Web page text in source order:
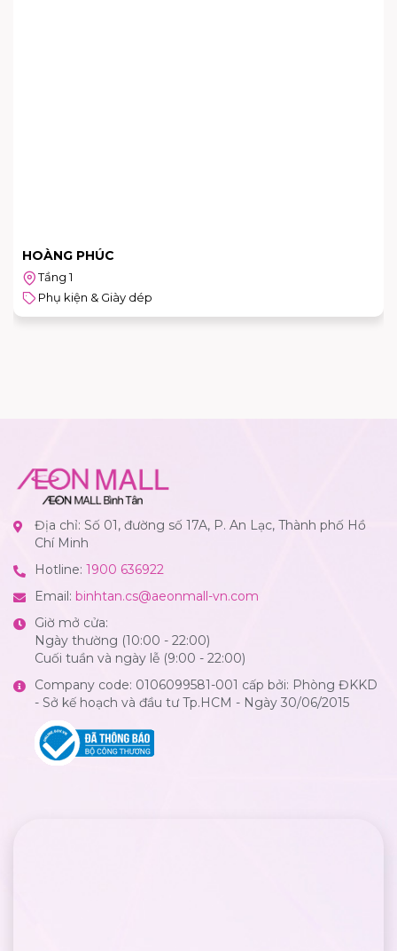
HOÀNG PHÚC
Tầng 1
Phụ kiện & Giày dép
Địa chỉ: Số 01, đường số 17A, P. An Lạc, Thành phố Hồ
Chí Minh
Hotline: 1900 636922
Email: binhtan.cs@aeonmall-vn.com
Giờ mở cửa:
Ngày thường (10:00 - 22:00)
Cuối tuần và ngày lễ (9:00 - 22:00)
Company code: 0106099581-001 cấp bởi: Phòng ĐKKD
- Sở kế hoạch và đầu tư Tp.HCM - Ngày 30/06/2015